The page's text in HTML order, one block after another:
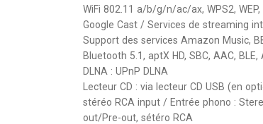
WiFi 802.11 a/b/g/n/ac/ax, WPS2,
Google Cast / Services de streaming
Support des services Amazon Music,
Bluetooth 5.1, aptX HD, SBC, AAC,
DLNA : UPnP DLNA
Lecteur CD : via lecteur CD USB (en
stéréo RCA input / Entrée phono :
out/Pre-out, sétéro RCA